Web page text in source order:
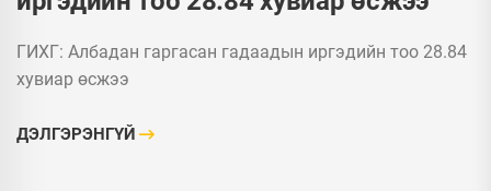
ГИХГ: Албадан гаргасан гадаадын иргэдийн тоо 28.84
хувиар өсжээ
ДЭЛГЭРЭНГҮЙ